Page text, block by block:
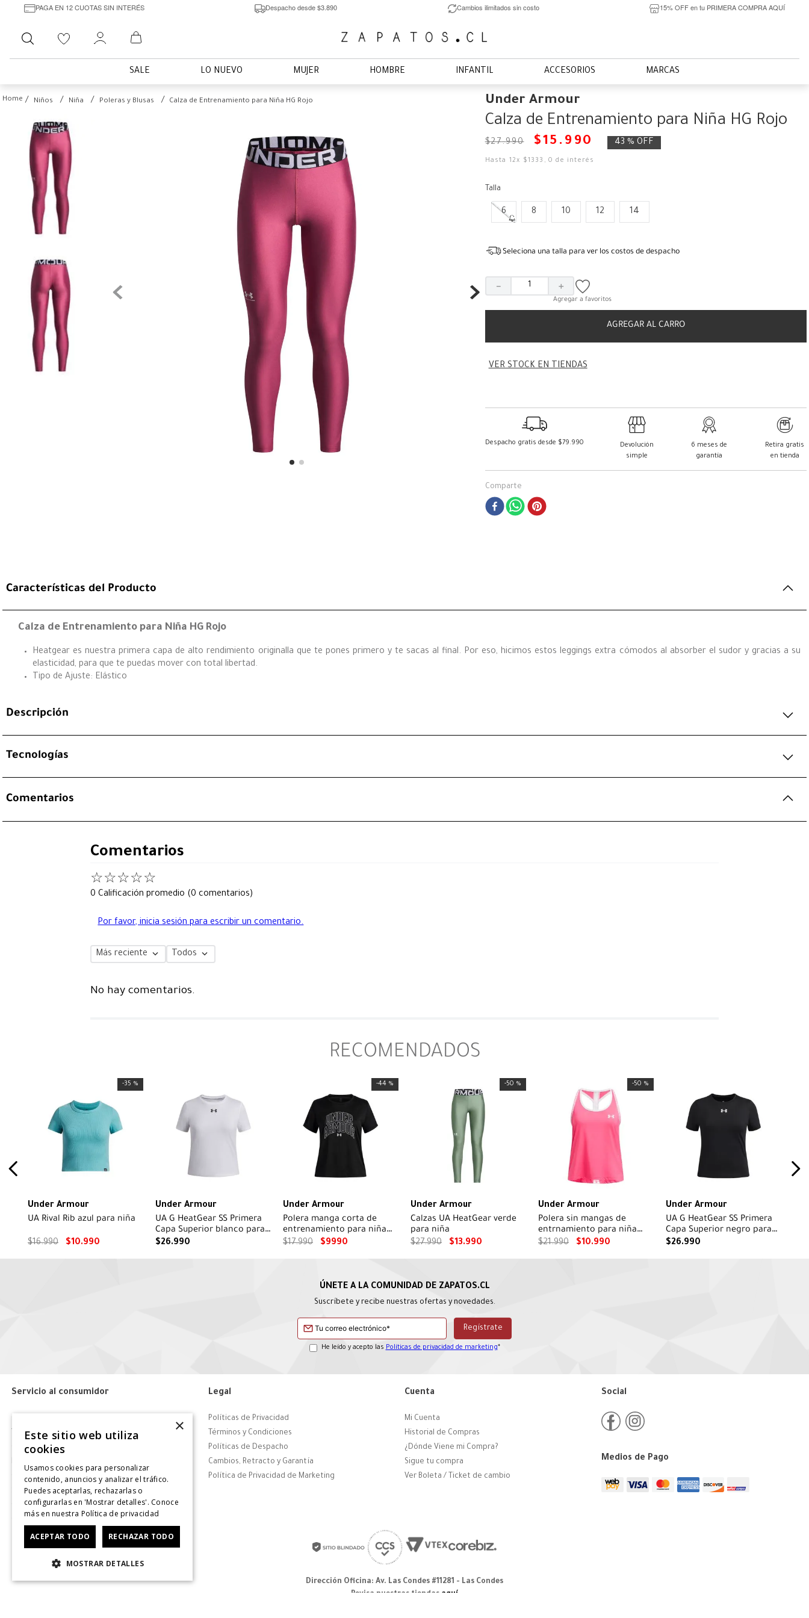
PAGA EN 12 CUOTAS SIN INTERÉS Despacho desde $3.890 Cambios ilimitados sin costo 15% OFF en tu PRIMERA COMPRA AQUÍ
Buscar
SALE LO NUEVO MUJER HOMBRE INFANTIL ACCESORIOS MARCAS
Niños Niña Poleras y Blusas Calza de Entrenamiento para Niña HG Rojo Under Armour
Calza de Entrenamiento para Niña HG Rojo
$27.990 $15 . 990 43 % OFF
Hasta 12x $1333 ,0 de interés
Talla
6 8 10 12 14
Seleciona una talla para ver los costos de despacho
＋
－
AGREGAR AL CARRO
VER STOCK EN TIENDAS
Despacho gratis desde $79.990
Devolución
simple
6 meses de
garantía
Retira gratis
en tienda
Comparte
Características del Producto
Calza de Entrenamiento para Niña HG Rojo
Heatgear es nuestra primera capa de alto rendimiento originalla que te pones primero y te sacas al final. Por eso, hicimos estos leggings extra cómodos al absorber el sudor y gracias a su
elasticidad, para que te puedas mover con total libertad.
Tipo de Ajuste: Elástico
Descripción
Tecnologías
Comentarios
Comentarios
☆☆☆☆☆
0 Calificación promedio (0 comentarios)
Por favor, inicia sesión para escribir un comentario.
Más reciente Todos
No hay comentarios.
RECOMENDADOS
-35 %
Under Armour
UA Rival Rib azul para niña
$16.990 $10.990
Under Armour
UA G HeatGear SS Primera
Capa Superior blanco para
niña
$26.990
-44 %
Under Armour
Polera manga corta de
entrenamiento para niña
Tech Varsity Graphic Negra
$17.990 $9990
-50 %
Under Armour
Calzas UA HeatGear verde
para niña
$27.990 $13.990
-50 %
Under Armour
Polera sin mangas de
entrnamiento para niña
Knockout Rosada
$21.990 $10.990
Under Armour
UA G HeatGear SS Primera
Capa Superior negro para
niña
$26.990
Suscríbete y recibe nuestras ofertas y novedades.
He leído y acepto las Políticas de privacidad de marketing*
Servicio al consumidor
Tiendas
Contáctanos
Giftcard
Solicitar Factura
CyberDay
Legal
Políticas de Privacidad
Términos y Condiciones
Políticas de Despacho
Cambios, Retracto y Garantía
Política de Privacidad de Marketing
Cuenta
Mi Cuenta
Historial de Compras
¿Dónde Viene mi Compra?
Sigue tu compra
Ver Boleta / Ticket de cambio
Social
Medios de Pago
Dirección Oficina: Av. Las Condes #11281 - Las Condes
Revisa nuestras tiendas aquí
×
Este sitio web utiliza
cookies
Usamos cookies para personalizar
contenido, anuncios y analizar el tráfico.
Puedes aceptarlas, rechazarlas o
configurarlas en 'Mostrar detalles'. Conoce
más en nuestra Política de privacidad
ACEPTAR TODO RECHAZAR TODO
MOSTRAR DETALLES